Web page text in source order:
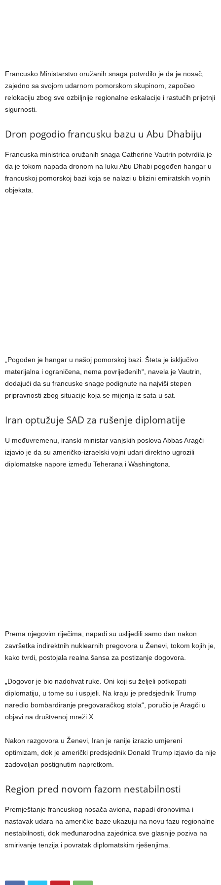
Francusko Ministarstvo oružanih snaga potvrdilo je da je nosač,
zajedno sa svojom udarnom pomorskom skupinom, započeo
relokaciju zbog sve ozbiljnije regionalne eskalacije i rastućih prijetnji
sigurnosti.
Dron pogodio francusku bazu u Abu Dhabiju
Francuska ministrica oružanih snaga Catherine Vautrin potvrdila je
da je tokom napada dronom na luku Abu Dhabi pogođen hangar u
francuskoj pomorskoj bazi koja se nalazi u blizini emiratskih vojnih
objekata.
„Pogođen je hangar u našoj pomorskoj bazi. Šteta je isključivo
materijalna i ograničena, nema povrijeđenih“, navela je Vautrin,
dodajući da su francuske snage podignute na najviši stepen
pripravnosti zbog situacije koja se mijenja iz sata u sat.
Iran optužuje SAD za rušenje diplomatije
U međuvremenu, iranski ministar vanjskih poslova Abbas Aragči
izjavio je da su američko-izraelski vojni udari direktno ugrozili
diplomatske napore između Teherana i Washingtona.
Prema njegovim riječima, napadi su uslijedili samo dan nakon
završetka indirektnih nuklearnih pregovora u Ženevi, tokom kojih je,
kako tvrdi, postojala realna šansa za postizanje dogovora.
„Dogovor je bio nadohvat ruke. Oni koji su željeli potkopati
diplomatiju, u tome su i uspjeli. Na kraju je predsjednik Trump
naredio bombardiranje pregovaračkog stola“, poručio je Aragči u
objavi na društvenoj mreži X.
Nakon razgovora u Ženevi, Iran je ranije izrazio umjereni
optimizam, dok je američki predsjednik Donald Trump izjavio da nije
zadovoljan postignutim napretkom.
Region pred novom fazom nestabilnosti
Premještanje francuskog nosača aviona, napadi dronovima i
nastavak udara na američke baze ukazuju na novu fazu regionalne
nestabilnosti, dok međunarodna zajednica sve glasnije poziva na
smirivanje tenzija i povratak diplomatskim rješenjima.